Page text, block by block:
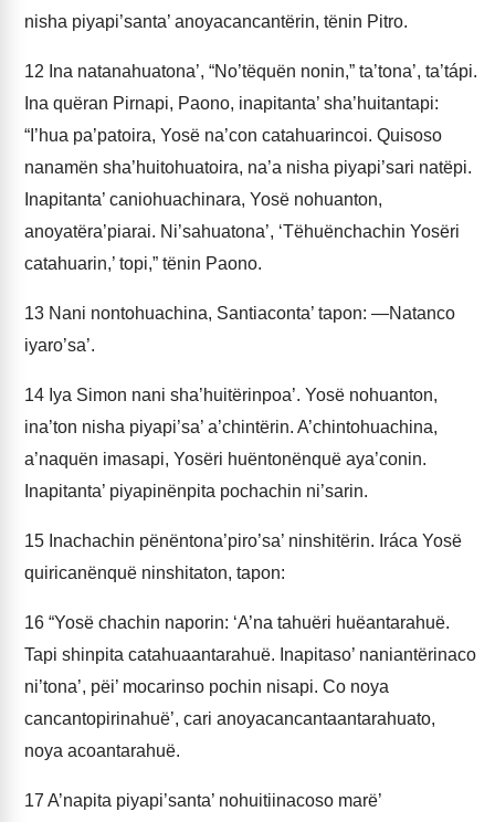
nisha piyapi’santa’ anoyacancantërin, tënin Pitro.
12 Ina natanahuatona’, “No’tëquën nonin,” ta’tona’, ta’tápi.
Ina quëran Pirnapi, Paono, inapitanta’ sha’huitantapi:
“I’hua pa’patoira, Yosë na’con catahuarincoi. Quisoso
nanamën sha’huitohuatoira, na’a nisha piyapi’sari natëpi.
Inapitanta’ caniohuachinara, Yosë nohuanton,
anoyatëra’piarai. Ni’sahuatona’, ‘Tëhuënchachin Yosëri
catahuarin,’ topi,” tënin Paono.
13 Nani nontohuachina, Santiaconta’ tapon: —Natanco
iyaro’sa’.
14 Iya Simon nani sha’huitërinpoa’. Yosë nohuanton,
ina’ton nisha piyapi’sa’ a’chintërin. A’chintohuachina,
a’naquën imasapi, Yosëri huëntonënquë aya’conin.
Inapitanta’ piyapinënpita pochachin ni’sarin.
15 Inachachin pënëntona’piro’sa’ ninshitërin. Iráca Yosë
quiricanënquë ninshitaton, tapon:
16 “Yosë chachin naporin: ‘A’na tahuëri huëantarahuë.
Tapi shinpita catahuaantarahuë. Inapitaso’ naniantërinaco
ni’tona’, pëi’ mocarinso pochin nisapi. Co noya
cancantopirinahuë’, cari anoyacancantaantarahuato,
noya acoantarahuë.
17 A’napita piyapi’santa’ nohuitiinacoso marë’